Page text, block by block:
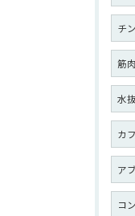
チ
筋肉
水
カ
ア
コ